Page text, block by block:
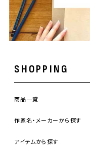
SHOPPING
商品一覧
作家名・メーカーから探す
アイテムから探す